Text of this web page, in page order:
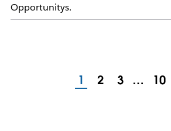
Opportunitys.
1 2 3 … 10